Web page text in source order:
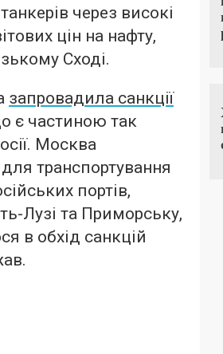
через високі
цін на нафту,
Сході.
запровадила санкції
є частиною так
Москва
транспортування
портів,
Лузі та Приморську,
в обхід санкцій